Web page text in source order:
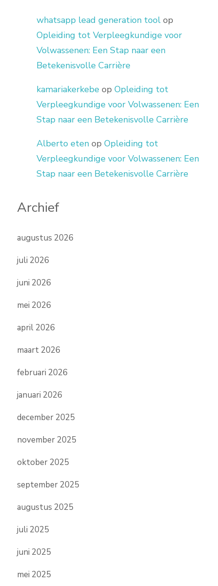
whatsapp lead generation tool op
Opleiding tot Verpleegkundige voor
Volwassenen: Een Stap naar een
Betekenisvolle Carrière
kamariakerkebe op Opleiding tot
Verpleegkundige voor Volwassenen: Een
Stap naar een Betekenisvolle Carrière
Alberto eten op Opleiding tot
Verpleegkundige voor Volwassenen: Een
Stap naar een Betekenisvolle Carrière
Archief
augustus 2026
juli 2026
juni 2026
mei 2026
april 2026
maart 2026
februari 2026
januari 2026
december 2025
november 2025
oktober 2025
september 2025
augustus 2025
juli 2025
juni 2025
mei 2025